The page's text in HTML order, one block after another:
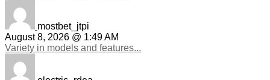
mostbet_jtpi
August 8, 2026 @ 1:49 AM
Variety in models and features...